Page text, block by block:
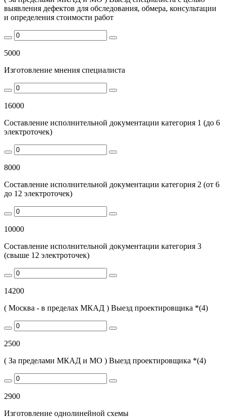
выявления дефектов для обследования, обмера, консультации
и определения стоимости работ
5000
Изготовление мнения специалиста
16000
Составление исполнительной документации категория 1 (до 6
электроточек)
8000
Составление исполнительной документации категория 2 (от 6
до 12 электроточек)
10000
Составление исполнительной документации категория 3
(свыше 12 электроточек)
14200
( Москва - в пределах МКАД ) Выезд проектировщика *(4)
2500
( За пределами МКАД и МО ) Выезд проектировщика *(4)
2900
Изготовление однолинейной схемы